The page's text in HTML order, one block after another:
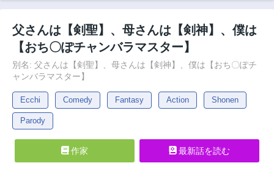
父さんは【剣聖】、母さんは【剣神】、僕は
【おち〇ぽチャンバラマスター】
別名: 父さんは【剣聖】、母さんは【剣神】、僕は【おち〇ぽチ
ャンバラマスター】
Ecchi Comedy Fantasy Action Shonen
Parody
作家 最新話を読む